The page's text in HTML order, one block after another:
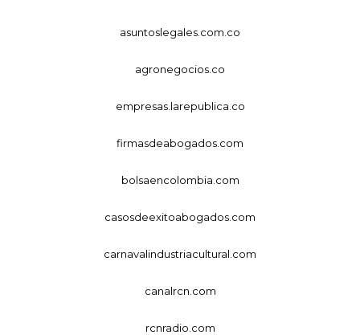
asuntoslegales.com.co
agronegocios.co
empresas.larepublica.co
firmasdeabogados.com
bolsaencolombia.com
casosdeexitoabogados.com
carnavalindustriacultural.com
canalrcn.com
rcnradio.com